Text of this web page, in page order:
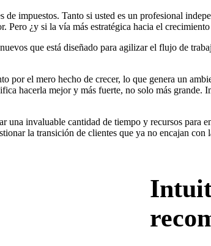
impuestos. Tanto si usted es un profesional
Pero ¿y si la vía más estratégica hacia el
que está diseñado para agilizar el flujo de
por el mero hecho de crecer, lo que genera un
hacerla mejor y más fuerte, no solo más
una invaluable cantidad de tiempo y recursos para
la transición de clientes que ya no encajan